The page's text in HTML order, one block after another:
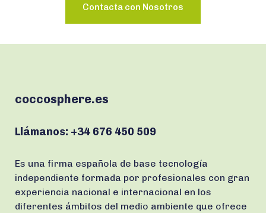
Contacta con Nosotros
coccosphere.es
Llámanos: +34 676 450 509
Es una firma española de base tecnología
independiente formada por profesionales con gran
experiencia nacional e internacional en los
diferentes ámbitos del medio ambiente que ofrece